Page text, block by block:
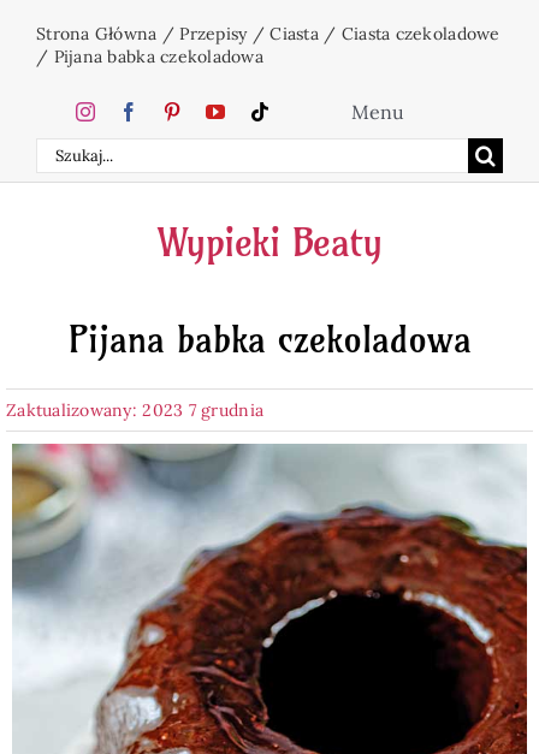
zawartości
Strona Główna /Przepisy/Ciasta/ Ciasta czekoladowe
/ Pijana babka czekoladowa
Szukaj
Menu
Home
Ciasta
Desery
Pieczywo
Przetwory
Wypieki Beaty
Pijana babka czekoladowa
Zaktualizowany: 2023 7 grudnia